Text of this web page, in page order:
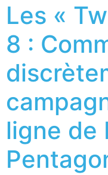
Les «
8 :
ligne de